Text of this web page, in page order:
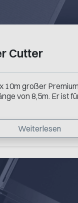
Cutter
10m großer
von 8,5m. Er ist
Weiterlesen